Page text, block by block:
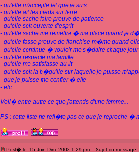
- qu'elle m'accepte tel que je suis
- qu'elle ait les pieds sur terre
- qu'elle sache faire preuve de patience
- qu'elle soit ouverte d'esprit
- qu'elle sache me remettre � ma place quand je
- qu'elle fasse preuve de franchise m�me quand
- qu'elle continue � vouloir me s�duire chaque jour
- qu'elle respecte ma famille
- qu'elle me satisfasse au lit
- qu'elle soit la b�quille sur laquelle je puisse
- que je puisse me confier � elle
- etc...
Voil� entre autre ce que j'attends d'une femme...
PS : cette liste ne refl�te pas ce que je reproche
Post� le: 15 Juin Dim, 2008 1:29 pm Sujet du message: